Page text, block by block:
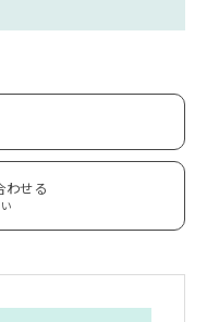
わせる